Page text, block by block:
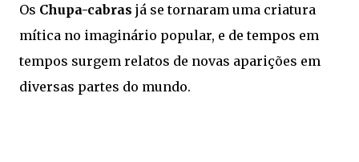
Os Chupa-cabras já se tornaram uma criatura
mítica no imaginário popular, e de tempos em
tempos surgem relatos de novas aparições em
diversas partes do mundo.